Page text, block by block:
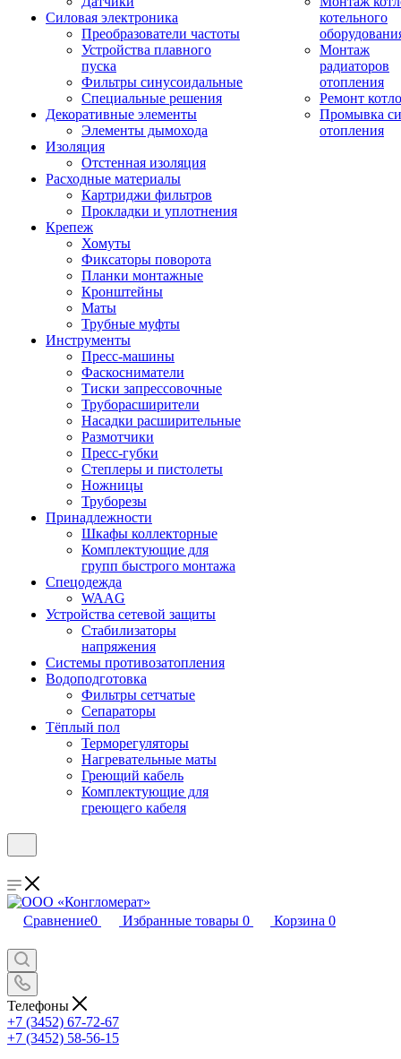
Силовая электроника
Преобразователи частоты
Устройства плавного
пуска
Фильтры синусоидальные
Специальные решения
Декоративные элементы
Элементы дымохода
Изоляция
Отстенная изоляция
Расходные материалы
Картриджи фильтров
Прокладки и уплотнения
Крепеж
Хомуты
Фиксаторы поворота
Планки монтажные
Кронштейны
Маты
Трубные муфты
Инструменты
Пресс-машины
Фаскосниматели
Тиски запрессовочные
Труборасширители
Насадки расширительные
Размотчики
Пресс-губки
Степлеры и пистолеты
Ножницы
Труборезы
Принадлежности
Шкафы коллекторные
Комплектующие для
групп быстрого монтажа
Спецодежда
WAAG
Устройства сетевой защиты
Стабилизаторы
напряжения
Системы противозатопления
Водоподготовка
Фильтры сетчатые
Сепараторы
Тёплый пол
Терморегуляторы
Нагревательные маты
Греющий кабель
Комплектующие для
греющего кабеля
котельного
Монтаж
радиаторов
отопления
Ремонт
Промывка
отопления
Сравнение0 Избранные товары 0 Корзина 0
Телефоны
+7 (3452) 67-72-67
+7 (3452) 58-56-15